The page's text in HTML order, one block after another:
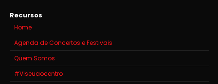
Recursos
Home
Agenda de Concertos e Festivais
Quem Somos
#Viseuaocentro